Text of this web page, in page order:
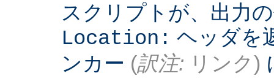
スクリプトが、出力
Location: ヘッダを
ンカー (訳注: リンク)